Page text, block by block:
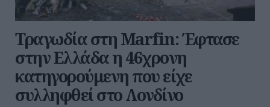
Τραγωδία στη Marfin: Έφτασε
στην Ελλάδα η 46χρονη
κατηγορούμενη που είχε
συλληφθεί στο Λονδίνο